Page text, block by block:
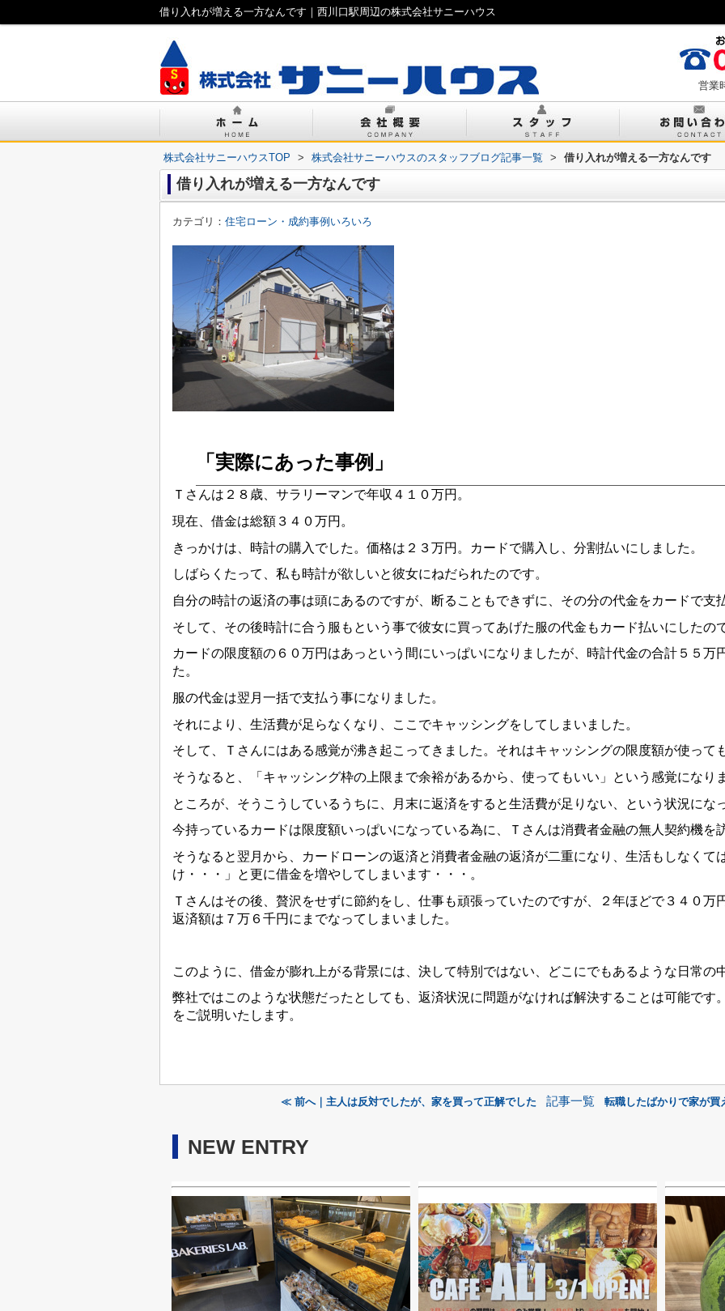
借り入れが増える一方なんです｜西川口駅周辺の株式会社サニーハウス
営業
株式会社サニーハウスTOP > 株式会社サニーハウスのスタッフブログ記事一覧 > 借り入れが増える一方なんです
借り入れが増える一方なんです
カテゴリ： 住宅ローン・成約事例いろいろ
「実際にあった事例」
Ｔさんは２８歳、サラリーマンで年収４１０万円。
現在、借金は総額３４０万円。
きっかけは、時計の購入でした。価格は２３万円。カードで購入し、分割払いにしました。
しばらくたって、私も時計が欲しいと彼女にねだられたのです。
自分の時計の返済の事は頭にあるのですが、断ることもできずに、その分の代金をカードで支
そして、その後時計に合う服もという事で彼女に買ってあげた服の代金もカード払いにしたの
カードの限度額の６０万円はあっという間にいっぱいになりましたが、時計代金の合計５５万
た。
服の代金は翌月一括で支払う事になりました。
それにより、生活費が足らなくなり、ここでキャッシングをしてしまいました。
そして、Ｔさんにはある感覚が沸き起こってきました。それはキャッシングの限度額が使って
そうなると、「キャッシング枠の上限まで余裕があるから、使ってもいい」という感覚になり
ところが、そうこうしているうちに、月末に返済をすると生活費が足りない、という状況にな
今持っているカードは限度額いっぱいになっている為に、Ｔさんは消費者金融の無人契約機を
そうなると翌月から、カードローンの返済と消費者金融の返済が二重になり、生活もしなくて
け・・・」と更に借金を増やしてしまいます・・・。
Ｔさんはその後、贅沢をせずに節約をし、仕事も頑張っていたのですが、２年ほどで３４０万
返済額は７万６千円にまでなってしまいました。
このように、借金が膨れ上がる背景には、決して特別ではない、どこにでもあるような日常の
弊社ではこのような状態だったとしても、返済状況に問題がなければ解決することは可能です
をご説明いたします。
≪ 前へ｜主人は反対でしたが、家を買って正解でした 記事一覧 転職したばかりで家が
NEW ENTRY